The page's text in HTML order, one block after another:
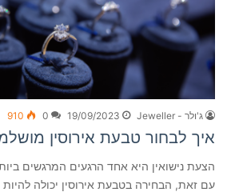
ג'ולר - Jeweller 19/09/2023
0
910
איך לבחור טבעת אירוסין
הצעת נישואין היא אחד הרגעים המרגשים
עם זאת, הבחירה בטבעת אירוסין יכולה